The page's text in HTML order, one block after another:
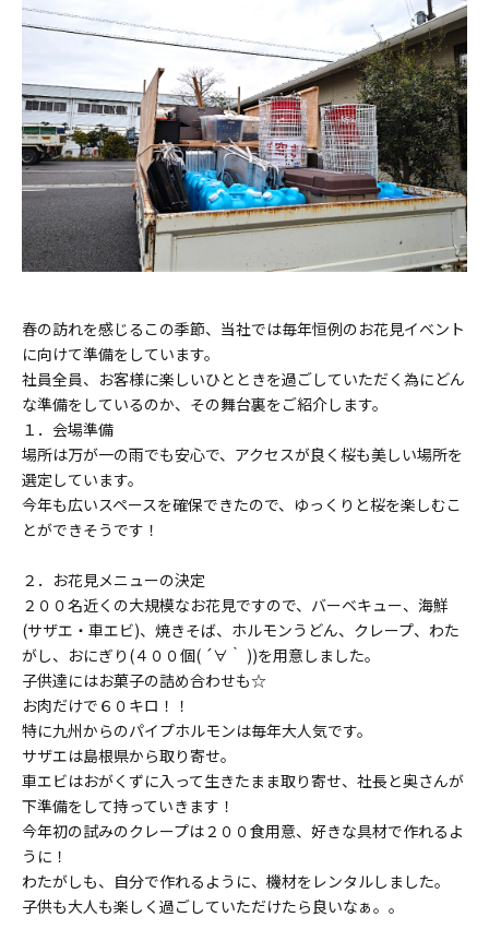
春の訪れを感じるこの季節、当社では毎年恒例のお花見イベント
に向けて準備をしています。
社員全員、お客様に楽しいひとときを過ごしていただく為にどん
な準備をしているのか、その舞台裏をご紹介します。
１．会場準備
場所は万が一の雨でも安心で、アクセスが良く桜も美しい場所を
選定しています。
今年も広いスペースを確保できたので、ゆっくりと桜を楽しむこ
とができそうです！
２．お花見メニューの決定
２００名近くの大規模なお花見ですので、バーベキュー、海鮮
(サザエ・車エビ)、焼きそば、ホルモンうどん、クレープ、わた
がし、おにぎり(４００個( ´∀｀ ))を用意しました。
子供達にはお菓子の詰め合わせも☆
お肉だけで６０キロ！！
特に九州からのパイプホルモンは毎年大人気です。
サザエは島根県から取り寄せ。
車エビはおがくずに入って生きたまま取り寄せ、社長と奥さんが
下準備をして持っていきます！
今年初の試みのクレープは２００食用意、好きな具材で作れるよ
うに！
わたがしも、自分で作れるように、機材をレンタルしました。
子供も大人も楽しく過ごしていただけたら良いなぁ。。